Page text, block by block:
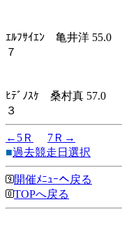
ｴﾙﾌｻｲｴﾝ 亀井洋 55.0
７
ﾋﾃﾞﾉｽｹ 桑村真 57.0
３
←5Ｒ
7Ｒ→
■過去競走日選択
開催ﾒﾆｭｰへ戻る
TOPへ戻る